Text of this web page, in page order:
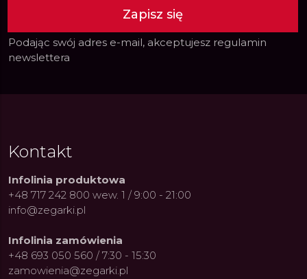
Zapisz się
Podając swój adres e-mail, akceptujesz regulamin
newslettera
Kontakt
Infolinia produktowa
+48 717 242 800 wew. 1 / 9:00 - 21:00
info@zegarki.pl
Infolinia zamówienia
+48 693 050 560 / 7:30 - 15:30
zamowienia@zegarki.pl